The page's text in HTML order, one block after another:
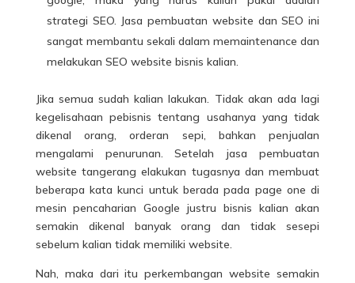
strategi SEO. Jasa pembuatan website dan SEO ini
sangat membantu sekali dalam memaintenance dan
melakukan SEO website bisnis kalian.
Jika semua sudah kalian lakukan. Tidak akan ada lagi
kegelisahaan pebisnis tentang usahanya yang tidak
dikenal orang, orderan sepi, bahkan penjualan
mengalami penurunan. Setelah jasa pembuatan
website tangerang elakukan tugasnya dan membuat
beberapa kata kunci untuk berada pada page one di
mesin pencaharian Google justru bisnis kalian akan
semakin dikenal banyak orang dan tidak sesepi
sebelum kalian tidak memiliki website.
Nah, maka dari itu perkembangan website semakin